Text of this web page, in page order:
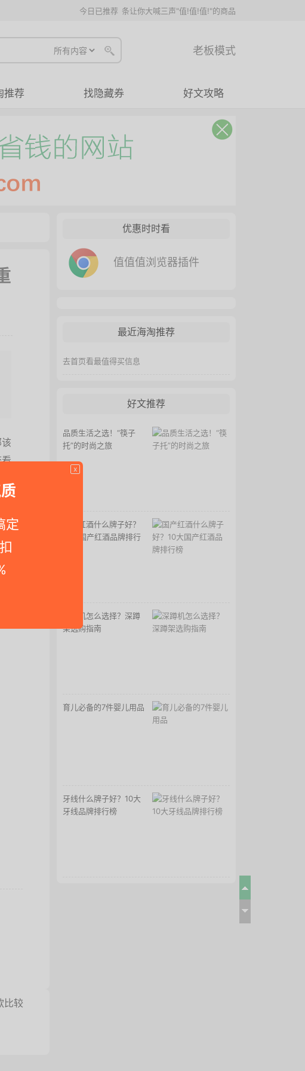
今日已推荐 条让你大喊三声"值!值!值!"的商品
老板模式
推荐 找隐藏券 好文攻略
x
定
比较
优惠时时看
值值值浏览器插件
最近海淘推荐
去首页看最值得买信息
好文推荐
品质生活之选！“筷子
托”的时尚之旅
国产红酒什么牌子好？
10大国产红酒品牌排行
深蹲机怎么选择？深蹲
架选购指南
育儿必备的7件婴儿用品
牙线什么牌子好？10大
牙线品牌排行榜